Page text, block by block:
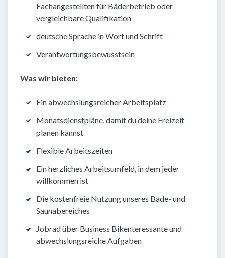
Fachangestellten für Bäderbetrieb oder
vergleichbare Qualifikation
deutsche Sprache in Wort und Schrift
Verantwortungsbewusstsein
Was wir bieten:
Ein abwechslungsreicher Arbeitsplatz
Monatsdienstpläne, damit du deine Freizeit
planen kannst
Flexible Arbeitszeiten
Ein herzliches Arbeitsumfeld, in dem jeder
willkommen ist
Die kostenfreie Nutzung unseres Bade- und
Saunabereiches
Jobrad über Business Bikenteressante und
abwechslungsreiche Aufgaben